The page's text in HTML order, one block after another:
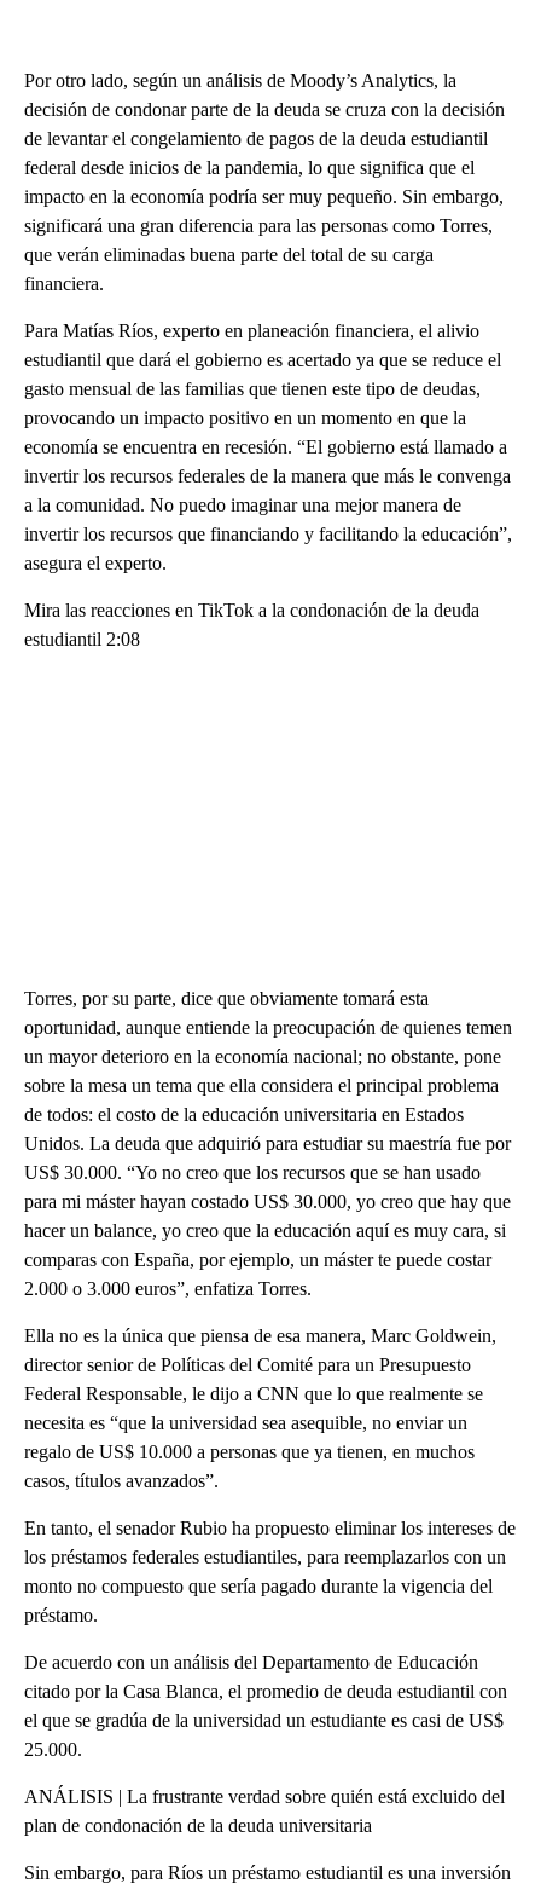
Por otro lado, según un análisis de Moody’s Analytics, la
decisión de condonar parte de la deuda se cruza con la decisión
de levantar el congelamiento de pagos de la deuda estudiantil
federal desde inicios de la pandemia, lo que significa que el
impacto en la economía podría ser muy pequeño. Sin embargo,
significará una gran diferencia para las personas como Torres,
que verán eliminadas buena parte del total de su carga
financiera.
Para Matías Ríos, experto en planeación financiera, el alivio
estudiantil que dará el gobierno es acertado ya que se reduce el
gasto mensual de las familias que tienen este tipo de deudas,
provocando un impacto positivo en un momento en que la
economía se encuentra en recesión. “El gobierno está llamado a
invertir los recursos federales de la manera que más le convenga
a la comunidad. No puedo imaginar una mejor manera de
invertir los recursos que financiando y facilitando la educación”,
asegura el experto.
Mira las reacciones en TikTok a la condonación de la deuda
estudiantil 2:08
Torres, por su parte, dice que obviamente tomará esta
oportunidad, aunque entiende la preocupación de quienes temen
un mayor deterioro en la economía nacional; no obstante, pone
sobre la mesa un tema que ella considera el principal problema
de todos: el costo de la educación universitaria en Estados
Unidos. La deuda que adquirió para estudiar su maestría fue por
US$ 30.000. “Yo no creo que los recursos que se han usado
para mi máster hayan costado US$ 30.000, yo creo que hay que
hacer un balance, yo creo que la educación aquí es muy cara, si
comparas con España, por ejemplo, un máster te puede costar
2.000 o 3.000 euros”, enfatiza Torres.
Ella no es la única que piensa de esa manera, Marc Goldwein,
director senior de Políticas del Comité para un Presupuesto
Federal Responsable, le dijo a CNN que lo que realmente se
necesita es “que la universidad sea asequible, no enviar un
regalo de US$ 10.000 a personas que ya tienen, en muchos
casos, títulos avanzados”.
En tanto, el senador Rubio ha propuesto eliminar los intereses de
los préstamos federales estudiantiles, para reemplazarlos con un
monto no compuesto que sería pagado durante la vigencia del
préstamo.
De acuerdo con un análisis del Departamento de Educación
citado por la Casa Blanca, el promedio de deuda estudiantil con
el que se gradúa de la universidad un estudiante es casi de US$
25.000.
ANÁLISIS | La frustrante verdad sobre quién está excluido del
plan de condonación de la deuda universitaria
Sin embargo, para Ríos un préstamo estudiantil es una inversión